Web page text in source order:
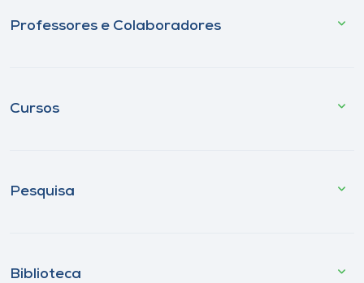
Professores e Colaboradores
Cursos
Pesquisa
Biblioteca